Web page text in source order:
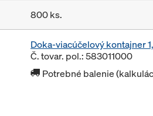
800 ks.
Doka-viacúčelový kontajner
Č. tovar. pol.: 583011000
Potrebné balenie